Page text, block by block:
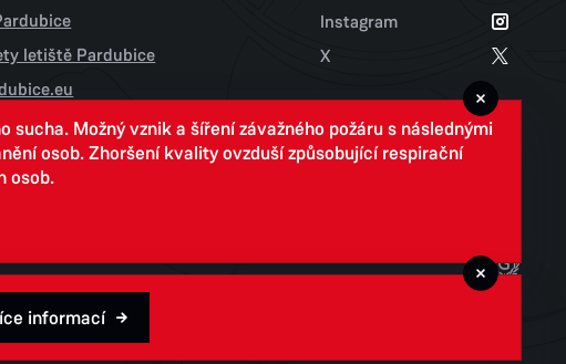
Instagram
X
letiště Pardubice
Možný vznik a šíření závažného požáru s následnými
osob. Zhoršení kvality ovzduší způsobující respirační
osob.
informací